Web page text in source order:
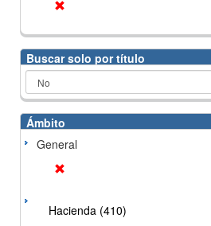
Buscar solo por título
Ámbito
General
Hacienda (410)